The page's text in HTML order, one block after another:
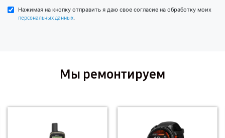
Нажимая на кнопку отправить я даю свое согласие на обработку моих
персональных данных.
Мы ремонтируем